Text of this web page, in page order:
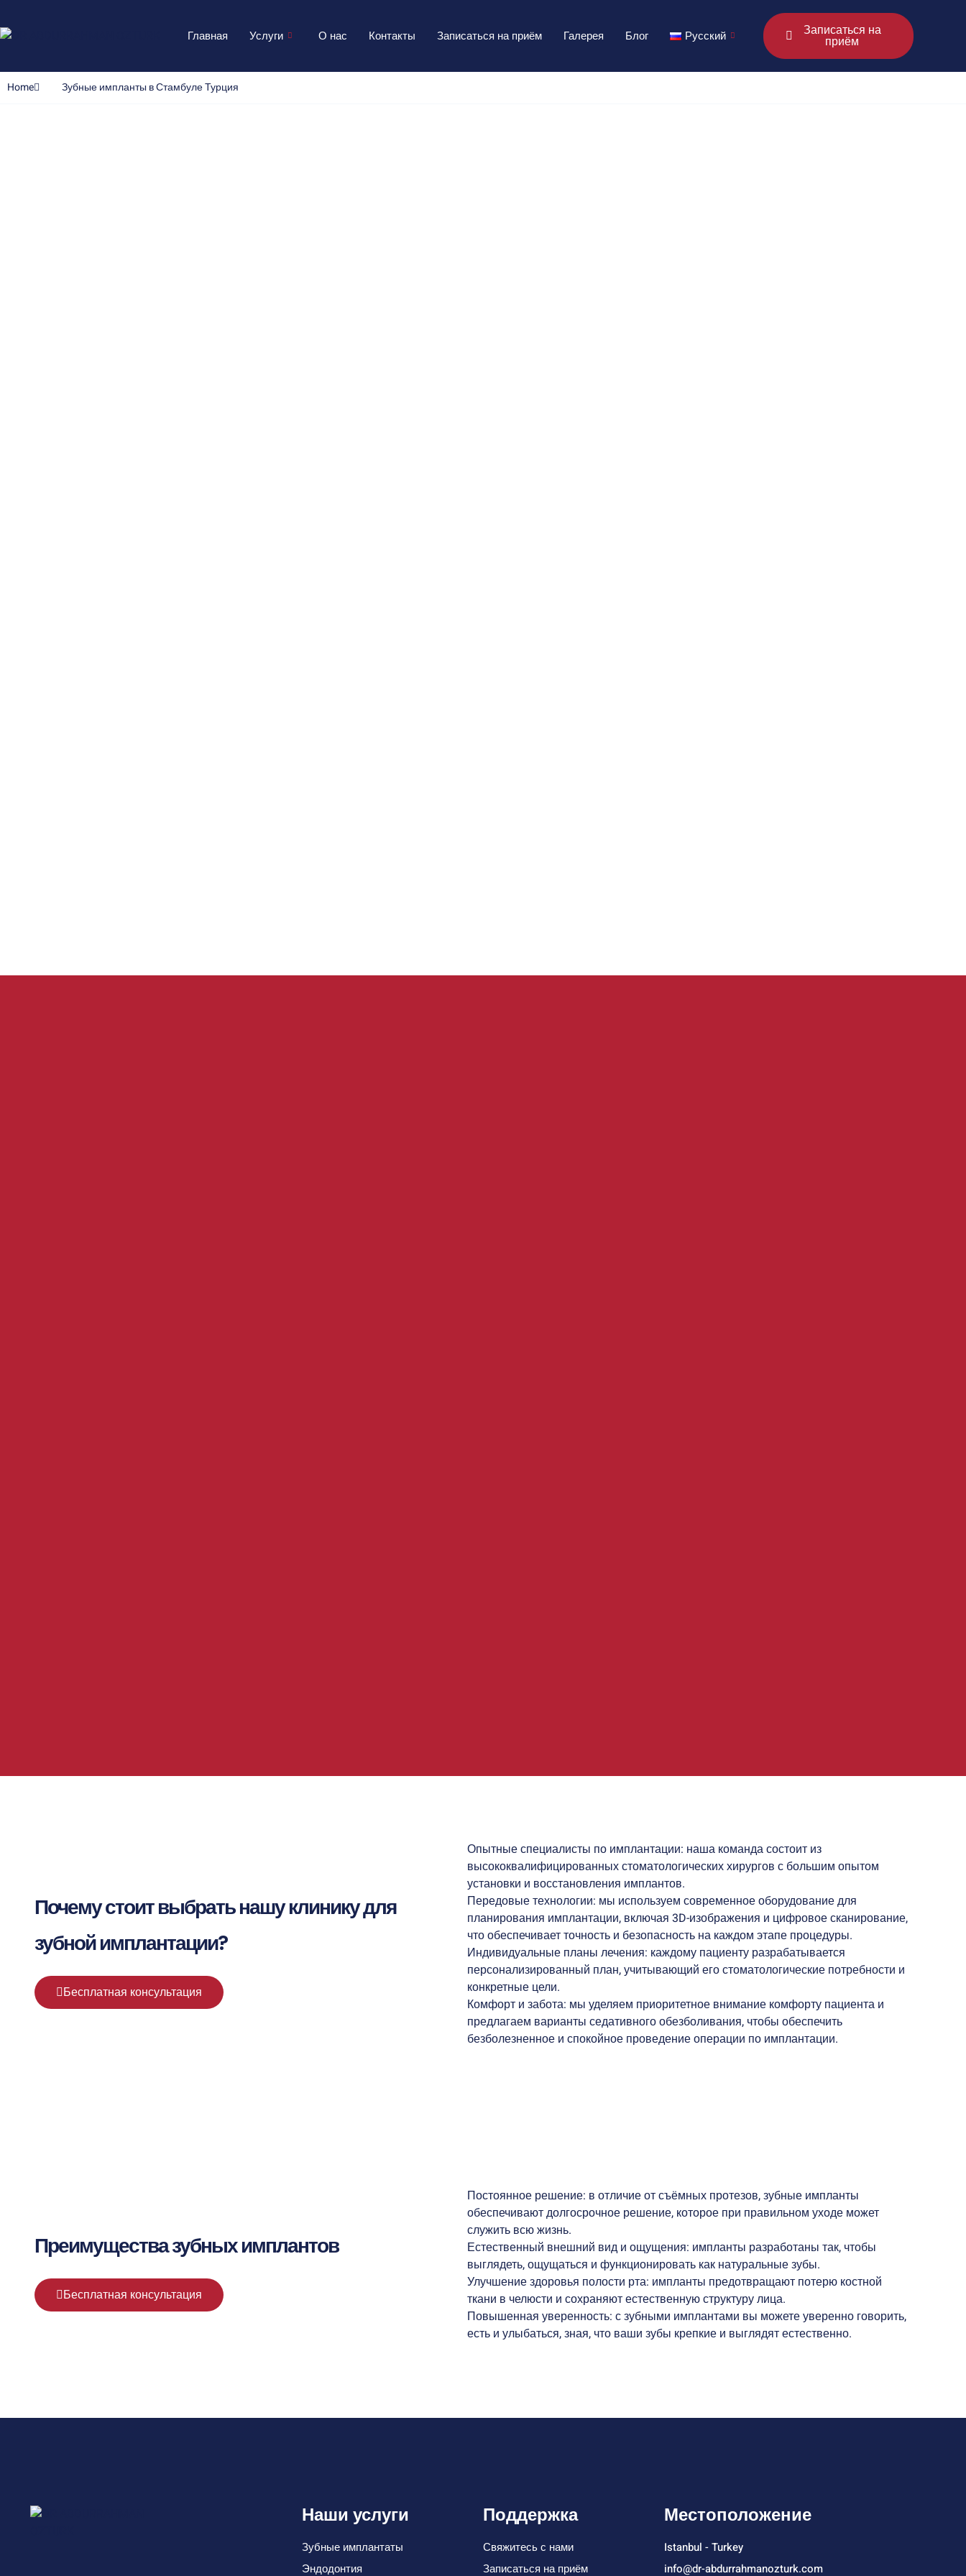
Главная Услуги О нас Контакты Записаться на приём Галерея Блог Русский Записаться на
приём
Home Зубные импланты в Стамбуле Турция
Почему стоит выбрать нашу клинику для
зубной имплантации?
Бесплатная консультация
Опытные специалисты по имплантации: наша команда состоит из
высококвалифицированных стоматологических хирургов с большим опытом
установки и восстановления имплантов.
Передовые технологии: мы используем современное оборудование для
планирования имплантации, включая 3D-изображения и цифровое сканирование,
что обеспечивает точность и безопасность на каждом этапе процедуры.
Индивидуальные планы лечения: каждому пациенту разрабатывается
персонализированный план, учитывающий его стоматологические потребности и
конкретные цели.
Комфорт и забота: мы уделяем приоритетное внимание комфорту пациента и
предлагаем варианты седативного обезболивания, чтобы обеспечить
безболезненное и спокойное проведение операции по имплантации.
Преимущества зубных имплантов
Бесплатная консультация
Постоянное решение: в отличие от съёмных протезов, зубные импланты
обеспечивают долгосрочное решение, которое при правильном уходе может
служить всю жизнь.
Естественный внешний вид и ощущения: импланты разработаны так, чтобы
выглядеть, ощущаться и функционировать как натуральные зубы.
Улучшение здоровья полости рта: импланты предотвращают потерю костной
ткани в челюсти и сохраняют естественную структуру лица.
Повышенная уверенность: с зубными имплантами вы можете уверенно говорить,
есть и улыбаться, зная, что ваши зубы крепкие и выглядят естественно.
Наши услуги
Зубные имплантаты
Эндодонтия
Поддержка
Свяжитесь с нами
Записаться на приём
Местоположение
Istanbul - Turkey
info@dr-abdurrahmanozturk.com